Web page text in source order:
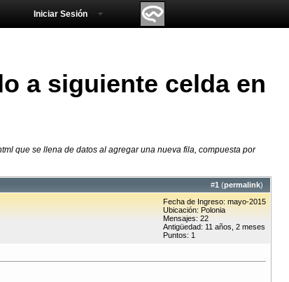
Iniciar Sesión
a siguiente celda en
que se llena de datos al agregar una nueva fila, compuesta por
#1 (permalink)
Fecha de Ingreso: mayo-2015
Ubicación: Polonia
Mensajes: 22
Antigüedad: 11 años, 2 meses
Puntos: 1